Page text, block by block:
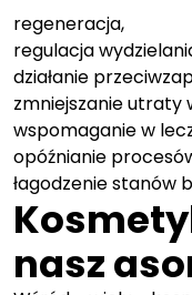
regeneracja,
regulacja
działanie
zmniejszanie utraty
wspomaganie w
opóźnianie
łagodzenie stanów
nasz